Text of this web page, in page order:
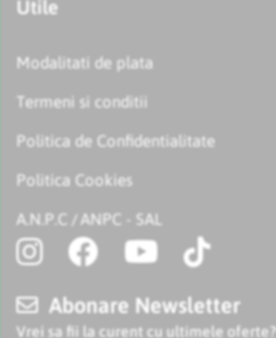
Utile
Modalitati de plata
Termeni si conditii
Politica de Confidentialitate
Politica Cookies
A.N.P.C / ANPC - SAL
Abonare Newsletter
Vrei sa fii la curent cu ultimele